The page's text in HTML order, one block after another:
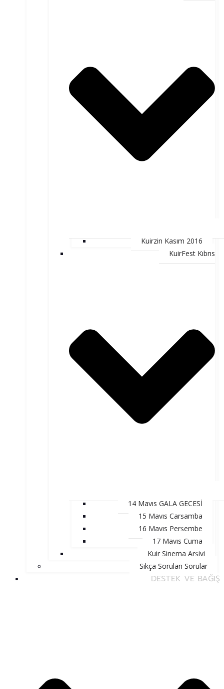
Kuirzin Kasım 2016
KuirFest Kıbrıs
14 Mayıs GALA GECESİ
15 Mayıs Çarşamba
16 Mayıs Perşembe
17 Mayıs Cuma
Kuir Sinema Arşivi
Sıkça Sorulan Sorular
DESTEK VE BAĞIŞ